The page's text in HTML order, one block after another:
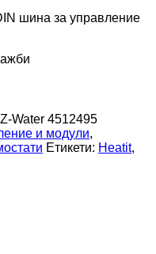
шина за управление
Z-Water 4512495
и модули,
Етикети: Heatit,